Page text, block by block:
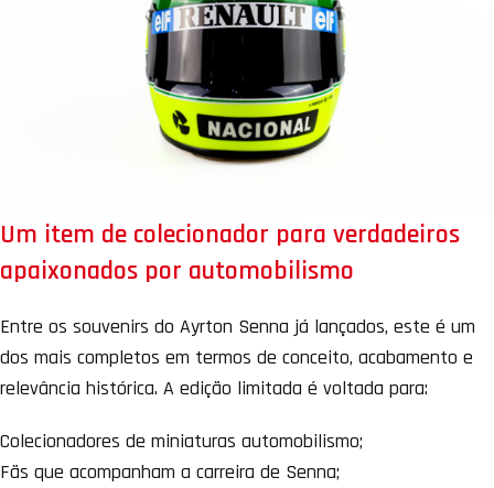
Um item de colecionador para verdadeiros
apaixonados por automobilismo
Entre os souvenirs do Ayrton Senna já lançados, este é um
dos mais completos em termos de conceito, acabamento e
relevância histórica. A edição limitada é voltada para:
Colecionadores de miniaturas automobilismo;
Fãs que acompanham a carreira de Senna;